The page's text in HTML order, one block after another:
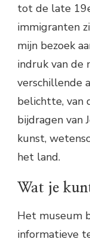
tot de late
immigranten
mijn bezoek
indruk van de
verschillende
belichtte, van
bijdragen van
kunst,
het land.
Wat je
Het museum
informatieve